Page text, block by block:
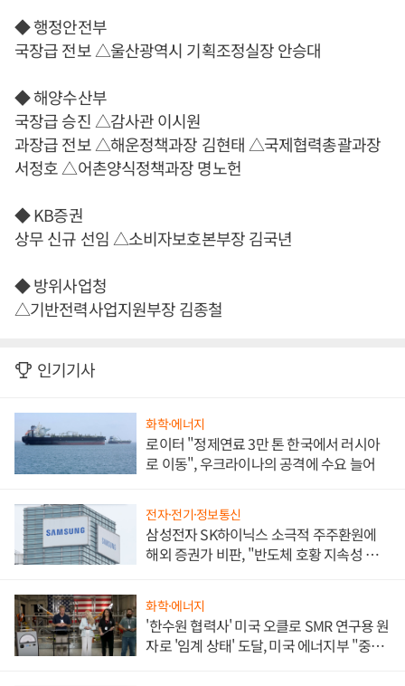
◆ 행정안전부
국장급 전보 △울산광역시 기획조정실장 안승대
◆ 해양수산부
국장급 승진 △감사관 이시원
과장급 전보 △해운정책과장 김현태 △국제협력총괄과장
서정호 △어촌양식정책과장 명노헌
◆ KB증권
상무 신규 선임 △소비자보호본부장 김국년
◆ 방위사업청
△기반전력사업지원부장 김종철
인기기사
화학·에너지
로이터 "정제연료 3만 톤 한국에서 러시아
로 이동", 우크라이나의 공격에 수요 늘어
전자·전기·정보통신
삼성전자 SK하이닉스 소극적 주주환원에
해외 증권가 비판, "반도체 호황 지속성 의
화학·에너지
'한수원 협력사' 미국 오클로 SMR 연구용 원
자로 '임계 상태' 도달, 미국 에너지부 "중요